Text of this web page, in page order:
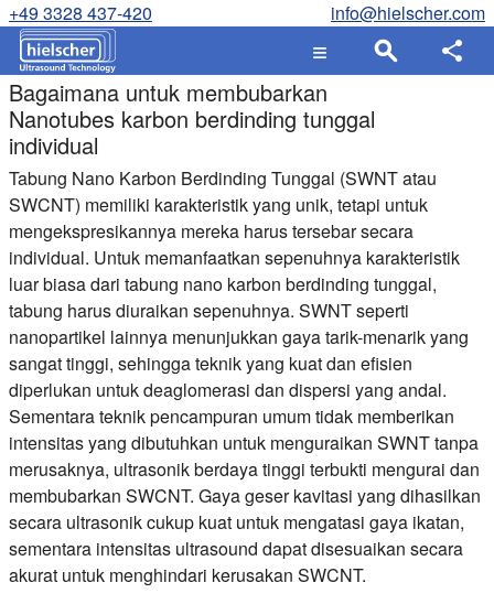
+49 3328 437-420 info@hielscher.com
Bagaimana untuk membubarkan
Nanotubes karbon berdinding tunggal
individual
Tabung Nano Karbon Berdinding Tunggal (SWNT atau
SWCNT) memiliki karakteristik yang unik, tetapi untuk
mengekspresikannya mereka harus tersebar secara
individual. Untuk memanfaatkan sepenuhnya karakteristik
luar biasa dari tabung nano karbon berdinding tunggal,
tabung harus diuraikan sepenuhnya. SWNT seperti
nanopartikel lainnya menunjukkan gaya tarik-menarik yang
sangat tinggi, sehingga teknik yang kuat dan efisien
diperlukan untuk deaglomerasi dan dispersi yang andal.
Sementara teknik pencampuran umum tidak memberikan
intensitas yang dibutuhkan untuk menguraikan SWNT tanpa
merusaknya, ultrasonik berdaya tinggi terbukti mengurai dan
membubarkan SWCNT. Gaya geser kavitasi yang dihasilkan
secara ultrasonik cukup kuat untuk mengatasi gaya ikatan,
sementara intensitas ultrasound dapat disesuaikan secara
akurat untuk menghindari kerusakan SWCNT.